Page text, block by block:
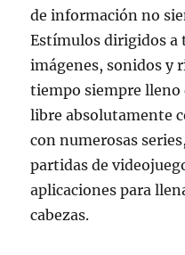
de información no
Estímulos dirigidos a
imágenes, sonidos y
tiempo siempre lleno
libre absolutamente
con numerosas
partidas de
aplicaciones para
cabezas.